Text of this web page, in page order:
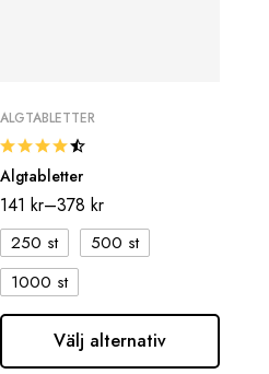
ALGTABLETTER
Algtabletter
141 kr–378 kr
250 st
500 st
1000 st
Välj alternativ